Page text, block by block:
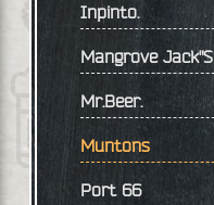
Inpinto.
Mangrove Jack"S
Mr.Beer.
Muntons
Port 66